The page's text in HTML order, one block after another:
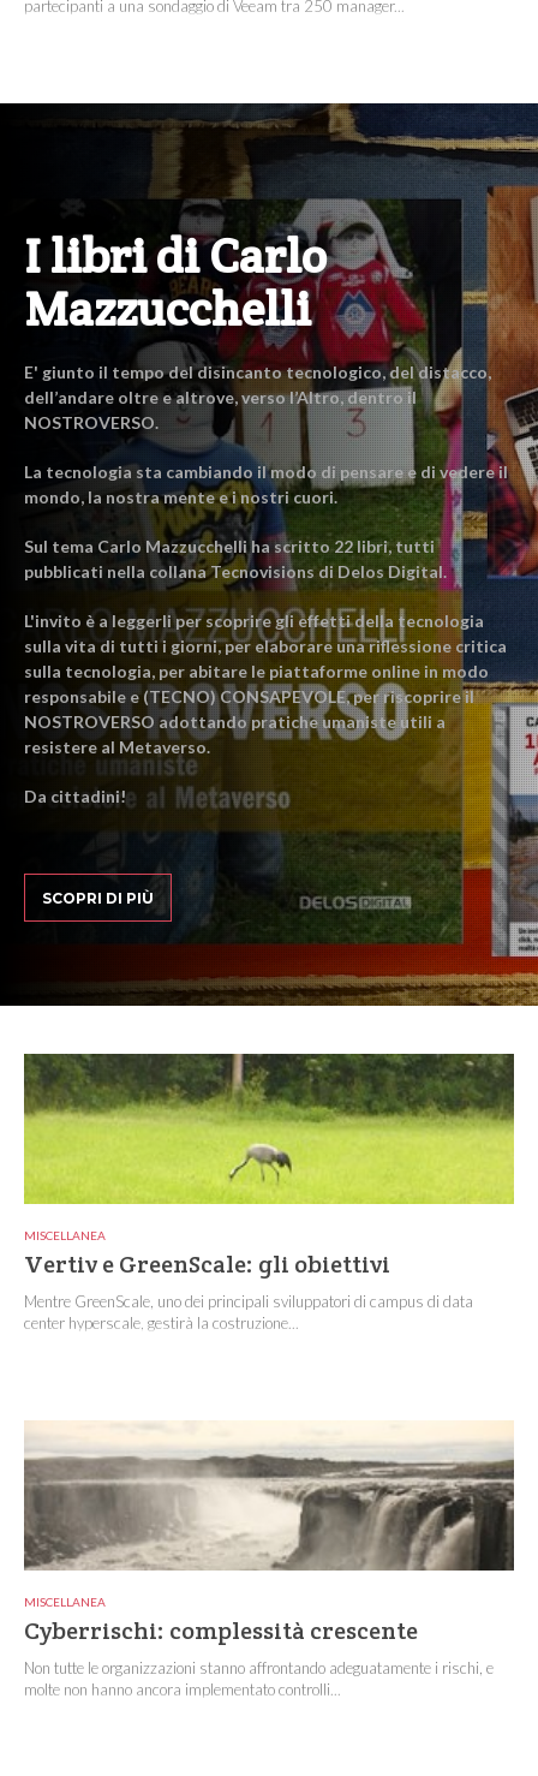
partecipanti a una sondaggio di Veeam tra 250 manager...
I libri di Carlo
Mazzucchelli
E' giunto il tempo del disincanto tecnologico, del distacco,
dell’andare oltre e altrove, verso l’Altro, dentro il
NOSTROVERSO.
La tecnologia sta cambiando il modo di pensare e di vedere il
mondo, la nostra mente e i nostri cuori.
Sul tema Carlo Mazzucchelli ha scritto 22 libri, tutti
pubblicati nella collana Tecnovisions di Delos Digital.
L'invito è a leggerli per scoprire gli effetti della tecnologia
sulla vita di tutti i giorni, per elaborare una riflessione critica
sulla tecnologia, per abitare le piattaforme online in modo
responsabile e (TECNO) CONSAPEVOLE, per riscoprire il
NOSTROVERSO adottando pratiche umaniste utili a
resistere al Metaverso.
Da cittadini!
SCOPRI DI PIÙ
MISCELLANEA
Vertiv e GreenScale: gli obiettivi
Mentre GreenScale, uno dei principali sviluppatori di campus di data
center hyperscale, gestirà la costruzione...
MISCELLANEA
Cyberrischi: complessità crescente
Non tutte le organizzazioni stanno affrontando adeguatamente i rischi, e
molte non hanno ancora implementato controlli...